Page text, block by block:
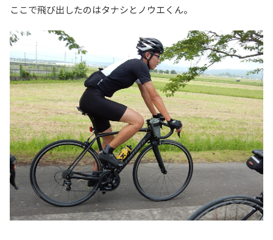
ここで飛び出したのはタナシとノウエくん。